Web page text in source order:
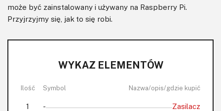
może być zainstalowany i używany na Raspberry Pi.
Przyjrzyjmy się, jak to się robi.
WYKAZ ELEMENTÓW
Ilość Symbol Nazwa/opis/gdzie kupić
1 -
Zasilacz